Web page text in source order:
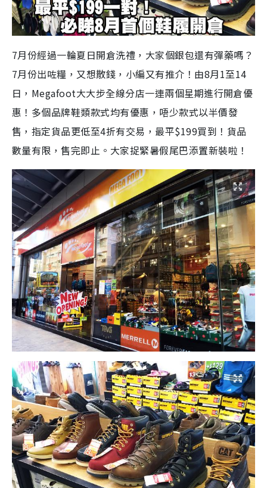
7月份經過一輪夏日開倉洗禮，大家個銀包還有彈藥嗎？
7月份出咗糧，又想散錢，小編又有推介！由8月1至14
日，Megafoot大大步全線分店一連兩個星期進行開倉優
惠！多個品牌鞋類款式均有優惠，唔少款式以半價發
售，指定貨品更低至4折有交易，最平$199買到！貨品
數量有限，售完即止。大家捉緊暑假尾巴添置新裝啦！